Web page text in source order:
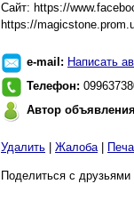
Сайт: https://
https://
e-mail: Написать
Телефон:
Автор
Удалить Жалоба|
Поделиться с